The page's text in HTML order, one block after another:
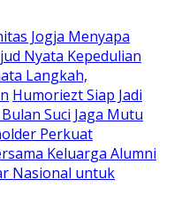
Jogja Menyapa
Nyata Kepedulian
Langkah,
Humoriezt Siap Jadi
Suci Jaga Mutu
Perkuat
Keluarga Alumni
Nasional untuk